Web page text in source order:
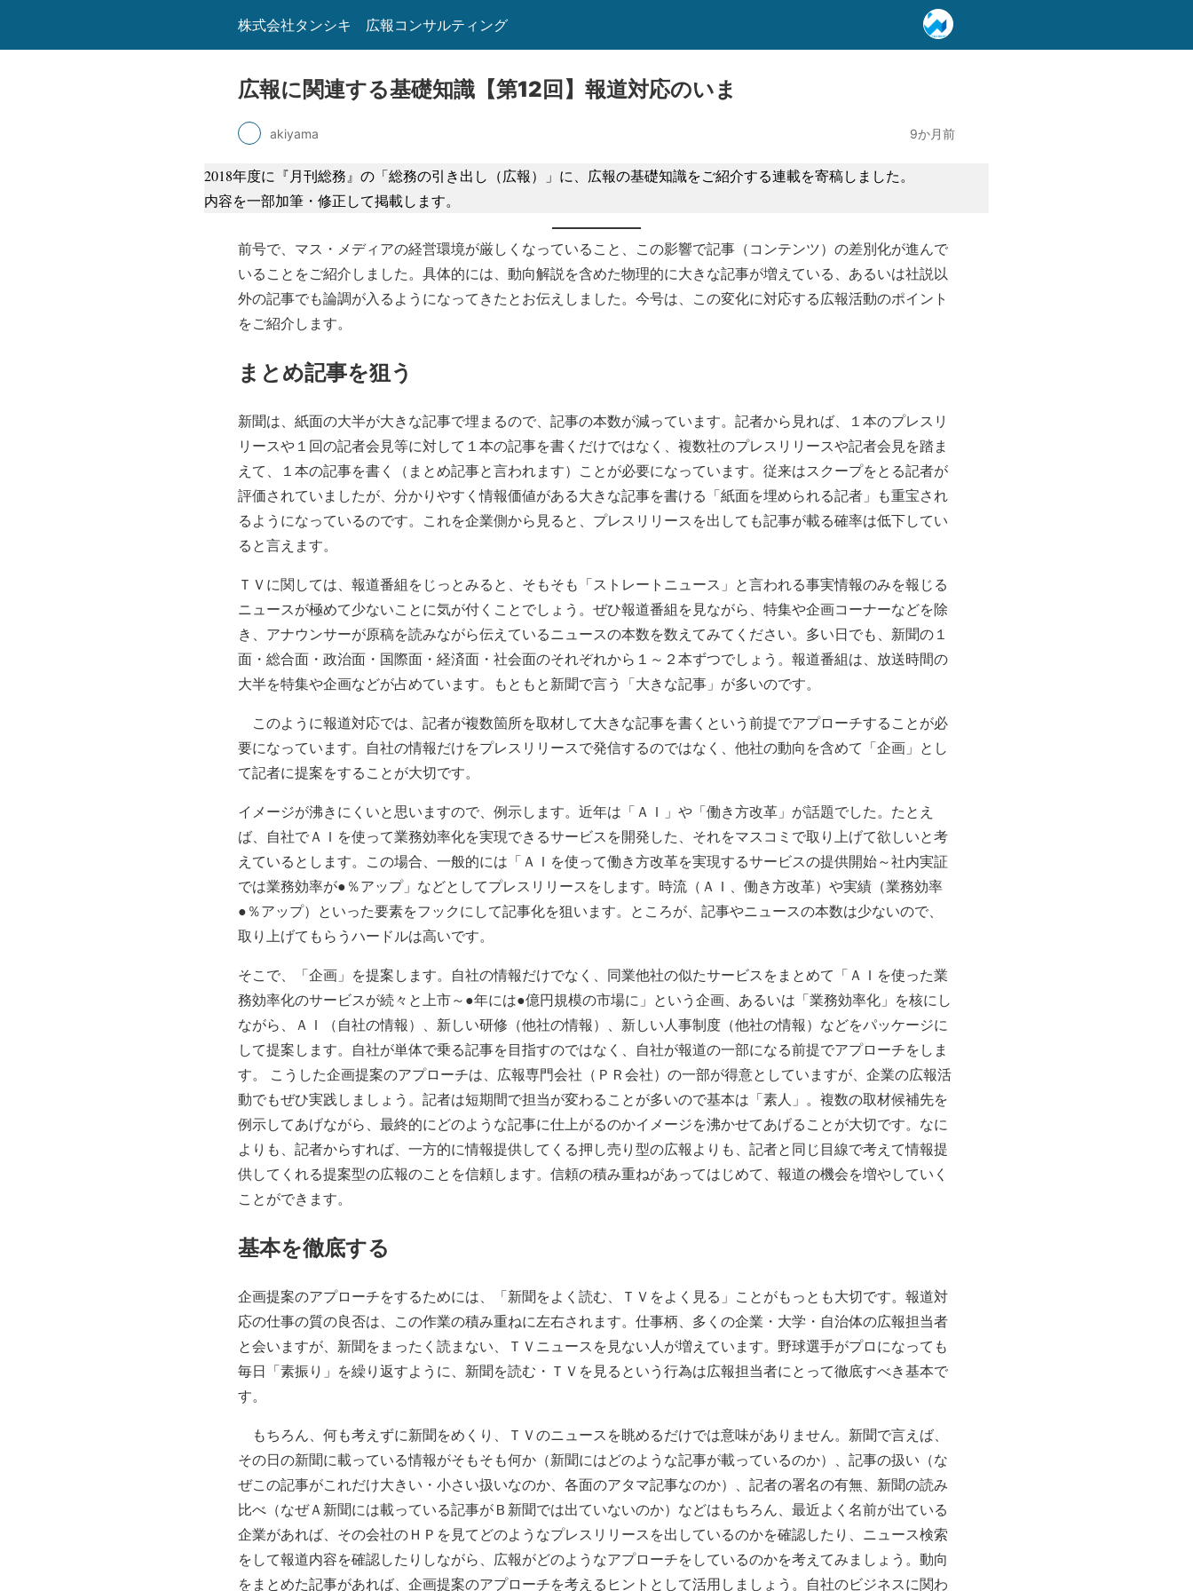
株式会社タンシキ 広報コンサルティング
広報に関連する基礎知識【第12回】報道対応のいま
akiyama 9か月前
2018年度に『月刊総務』の「総務の引き出し（広報）」に、広報の基礎知識をご紹介する連載を寄稿しました。
内容を一部加筆・修正して掲載します。
前号で、マス・メディアの経営環境が厳しくなっていること、この影響で記事（コンテンツ）の差別化が進んで
いることをご紹介しました。具体的には、動向解説を含めた物理的に大きな記事が増えている、あるいは社説以
外の記事でも論調が入るようになってきたとお伝えしました。今号は、この変化に対応する広報活動のポイント
をご紹介します。
まとめ記事を狙う
新聞は、紙面の大半が大きな記事で埋まるので、記事の本数が減っています。記者から見れば、１本のプレスリ
リースや１回の記者会見等に対して１本の記事を書くだけではなく、複数社のプレスリリースや記者会見を踏ま
えて、１本の記事を書く（まとめ記事と言われます）ことが必要になっています。従来はスクープをとる記者が
評価されていましたが、分かりやすく情報価値がある大きな記事を書ける「紙面を埋められる記者」も重宝され
るようになっているのです。これを企業側から見ると、プレスリリースを出しても記事が載る確率は低下してい
ると言えます。
ＴＶに関しては、報道番組をじっとみると、そもそも「ストレートニュース」と言われる事実情報のみを報じる
ニュースが極めて少ないことに気が付くことでしょう。ぜひ報道番組を見ながら、特集や企画コーナーなどを除
き、アナウンサーが原稿を読みながら伝えているニュースの本数を数えてみてください。多い日でも、新聞の１
面・総合面・政治面・国際面・経済面・社会面のそれぞれから１～２本ずつでしょう。報道番組は、放送時間の
大半を特集や企画などが占めています。もともと新聞で言う「大きな記事」が多いのです。
このように報道対応では、記者が複数箇所を取材して大きな記事を書くという前提でアプローチすることが必
要になっています。自社の情報だけをプレスリリースで発信するのではなく、他社の動向を含めて「企画」とし
て記者に提案をすることが大切です。
イメージが沸きにくいと思いますので、例示します。近年は「ＡＩ」や「働き方改革」が話題でした。たとえ
ば、自社でＡＩを使って業務効率化を実現できるサービスを開発した、それをマスコミで取り上げて欲しいと考
えているとします。この場合、一般的には「ＡＩを使って働き方改革を実現するサービスの提供開始～社内実証
では業務効率が●％アップ」などとしてプレスリリースをします。時流（ＡＩ、働き方改革）や実績（業務効率
●％アップ）といった要素をフックにして記事化を狙います。ところが、記事やニュースの本数は少ないので、
取り上げてもらうハードルは高いです。
そこで、「企画」を提案します。自社の情報だけでなく、同業他社の似たサービスをまとめて「ＡＩを使った業
務効率化のサービスが続々と上市～●年には●億円規模の市場に」という企画、あるいは「業務効率化」を核にし
ながら、ＡＩ（自社の情報）、新しい研修（他社の情報）、新しい人事制度（他社の情報）などをパッケージに
して提案します。自社が単体で乗る記事を目指すのではなく、自社が報道の一部になる前提でアプローチをしま
す。 こうした企画提案のアプローチは、広報専門会社（ＰＲ会社）の一部が得意としていますが、企業の広報活
動でもぜひ実践しましょう。記者は短期間で担当が変わることが多いので基本は「素人」。複数の取材候補先を
例示してあげながら、最終的にどのような記事に仕上がるのかイメージを沸かせてあげることが大切です。なに
よりも、記者からすれば、一方的に情報提供してくる押し売り型の広報よりも、記者と同じ目線で考えて情報提
供してくれる提案型の広報のことを信頼します。信頼の積み重ねがあってはじめて、報道の機会を増やしていく
ことができます。
基本を徹底する
企画提案のアプローチをするためには、「新聞をよく読む、ＴＶをよく見る」ことがもっとも大切です。報道対
応の仕事の質の良否は、この作業の積み重ねに左右されます。仕事柄、多くの企業・大学・自治体の広報担当者
と会いますが、新聞をまったく読まない、ＴＶニュースを見ない人が増えています。野球選手がプロになっても
毎日「素振り」を繰り返すように、新聞を読む・ＴＶを見るという行為は広報担当者にとって徹底すべき基本で
す。
もちろん、何も考えずに新聞をめくり、ＴＶのニュースを眺めるだけでは意味がありません。新聞で言えば、
その日の新聞に載っている情報がそもそも何か（新聞にはどのような記事が載っているのか）、記事の扱い（な
ぜこの記事がこれだけ大きい・小さい扱いなのか、各面のアタマ記事なのか）、記者の署名の有無、新聞の読み
比べ（なぜＡ新聞には載っている記事がＢ新聞では出ていないのか）などはもちろん、最近よく名前が出ている
企業があれば、その会社のＨＰを見てどのようなプレスリリースを出しているのかを確認したり、ニュース検索
をして報道内容を確認したりしながら、広報がどのようなアプローチをしているのかを考えてみましょう。動向
をまとめた記事があれば、企画提案のアプローチを考えるヒントとして活用しましょう。自社のビジネスに関わ